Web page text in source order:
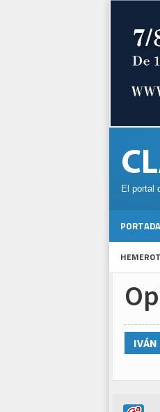
El portal
PORTADA
IVÁN